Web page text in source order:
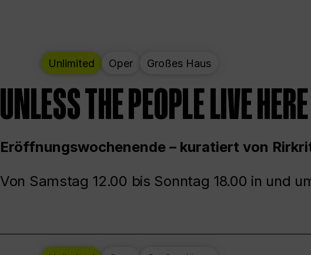
Unlimited Oper Großes Haus
UNLESS THE PEOPLE LIVE HERE
Eröffnungswochenende – kuratiert von
Von Samstag 12.00 bis Sonntag 18.00 in und